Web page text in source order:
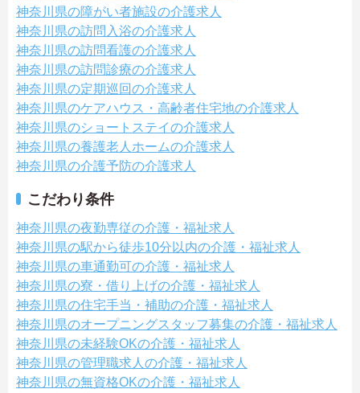
神奈川県の障がい者施設の介護求人
神奈川県の訪問入浴の介護求人
神奈川県の訪問看護の介護求人
神奈川県の訪問診療の介護求人
神奈川県の定期巡回の介護求人
神奈川県のケアハウス・高齢者住宅地の介護求人
神奈川県のショートステイの介護求人
神奈川県の養護老人ホームの介護求人
神奈川県の介護予防の介護求人
こだわり条件
神奈川県の夜勤専従の介護・福祉求人
神奈川県の駅から徒歩10分以内の介護・福祉求人
神奈川県の車通勤可の介護・福祉求人
神奈川県の寮・借り上げの介護・福祉求人
神奈川県の住宅手当・補助の介護・福祉求人
神奈川県のオープニングスタッフ募集の介護・福祉求人
神奈川県の未経験OKの介護・福祉求人
神奈川県の管理職求人の介護・福祉求人
神奈川県の無資格OKの介護・福祉求人